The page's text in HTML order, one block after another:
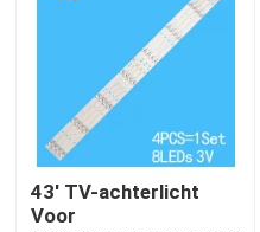
Ongeveer ons
Fabrieksreis
43' TV-achterlicht
Voor